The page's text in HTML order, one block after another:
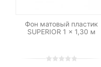
Фон матовый пластик
SUPERIOR 1 x 1,30 м